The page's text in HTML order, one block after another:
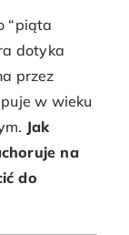
“piąta
dotyka
przez
w wieku
Jak
na
do